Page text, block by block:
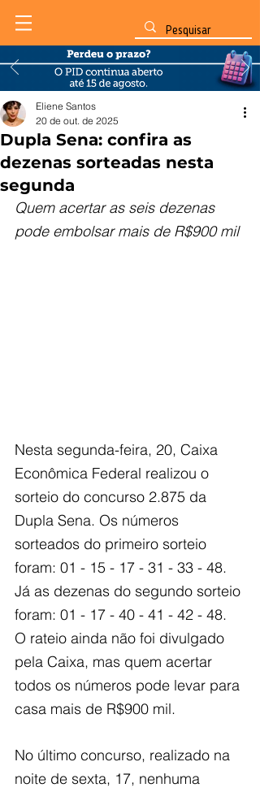
Dupla Sena: confira as
dezenas sorteadas nesta
segunda
Eliene Santos
20 de out. de 2025
Quem acertar as seis dezenas
pode embolsar mais de R$900 mil
Nesta segunda-feira, 20, Caixa
Econômica Federal realizou o
sorteio do concurso 2.875 da
Dupla Sena. Os números
sorteados do primeiro sorteio
foram: 01 - 15 - 17 - 31 - 33 - 48.
Já as dezenas do segundo sorteio
foram: 01 - 17 - 40 - 41 - 42 - 48.
O rateio ainda não foi divulgado
pela Caixa, mas quem acertar
todos os números pode levar para
casa mais de R$900 mil.
No último concurso, realizado na
noite de sexta, 17, nenhuma